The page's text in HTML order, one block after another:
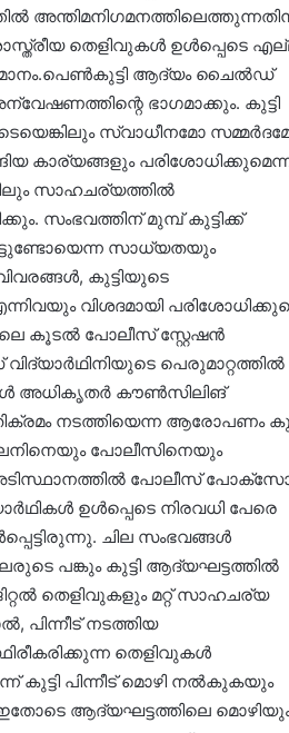
തെളിവുകൾ ഉൾപ്പെടെ
ആദ്യം ചൈൽഡ്
ഭാഗമാക്കും. കുട്ടി
സ്വാധീനമോ
കാര്യങ്ങളും
സാഹചര്യത്തിൽ
സംഭവത്തിന് മുമ്പ് കുട്ടിക്ക്
സാധ്യതയും
കുട്ടിയുടെ
വിശദമായി
കൂടൽ പോലീസ് സ്റ്റേഷൻ
പെരുമാറ്റത്തിൽ
അധികൃതർ കൗൺസിലിങ്
നടത്തിയെന്ന ആരോപണം
പോലീസിനെയും
അടിസ്ഥാനത്തിൽ പോലീസ്
ഉൾപ്പെടെ നിരവധി പേരെ
ചില സംഭവങ്ങൾ
പങ്കും കുട്ടി ആദ്യഘട്ടത്തിൽ
തെളിവുകളും മറ്റ് സാഹചര്യ
പിന്നീട് നടത്തിയ
തെളിവുകൾ
കുട്ടി പിന്നീട് മൊഴി നൽകുകയും
ആദ്യഘട്ടത്തിലെ